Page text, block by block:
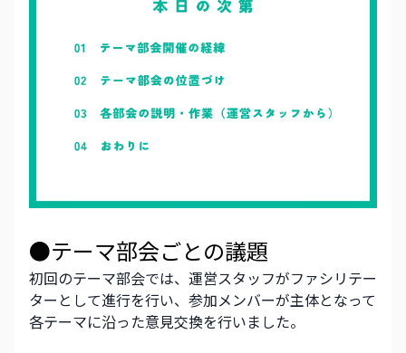
●テーマ部会ごとの議題
初回のテーマ部会では、運営スタッフがファシリテー
ターとして進行を行い、参加メンバーが主体となって
各テーマに沿った意見交換を行いました。